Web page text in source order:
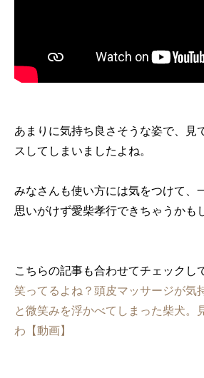
あまりに気持ち良さそうな姿で、見
スしてしまいましたよね。
みなさんも使い方には気をつけて、
思いがけず愛柴孝行できちゃうかも
こちらの記事も合わせてチェックし
笑ってるよね？頭皮マッサージが気
と微笑みを浮かべてしまった柴犬。
わ【動画】